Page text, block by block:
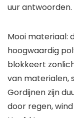
uur antwoorden.
Mooi materiaal:
hoogwaardig
blokkeert
van materialen,
Gordijnen zijn
door regen,